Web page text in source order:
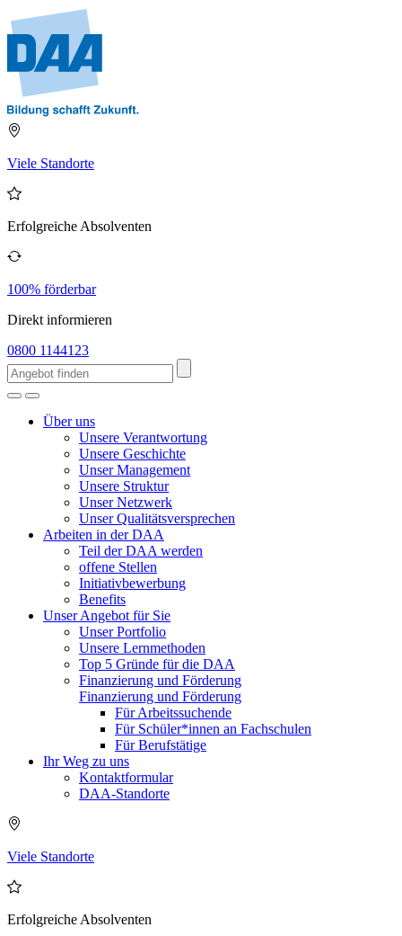
Viele Standorte
Erfolgreiche Absolventen
100% förderbar
Direkt informieren
0800 1144123
Über uns
Unsere Verantwortung
Unsere Geschichte
Unser Management
Unsere Struktur
Unser Netzwerk
Unser Qualitätsversprechen
Arbeiten in der DAA
Teil der DAA werden
offene Stellen
Initiativbewerbung
Benefits
Unser Angebot für Sie
Unser Portfolio
Unsere Lernmethoden
Top 5 Gründe für die DAA
Finanzierung und Förderung
Finanzierung und Förderung
Für Arbeitssuchende
Für Schüler*innen an Fachschulen
Für Berufstätige
Ihr Weg zu uns
Kontaktformular
DAA-Standorte
Viele Standorte
Erfolgreiche Absolventen